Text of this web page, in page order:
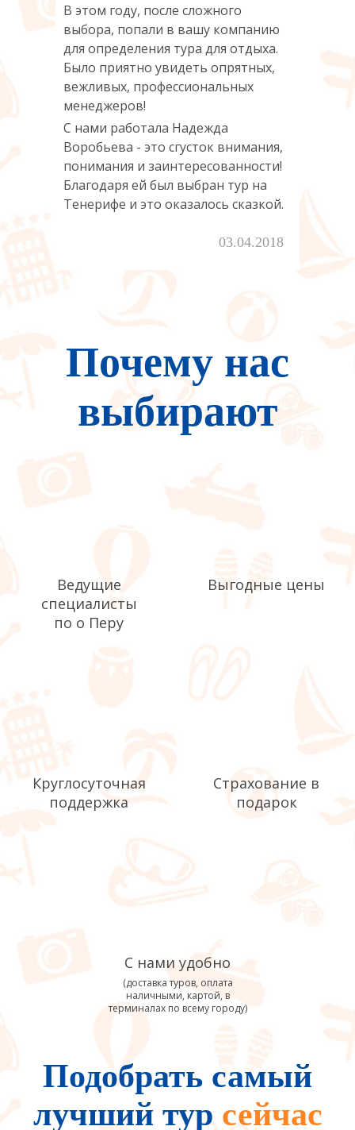
В этом году, после сложного
выбора, попали в вашу компанию
для определения тура для отдыха.
Было приятно увидеть опрятных,
вежливых, профессиональных
менеджеров!
С нами работала Надежда
Воробьева - это сгусток внимания,
понимания и заинтересованности!
Благодаря ей был выбран тур на
Тенерифе и это оказалось сказкой.
03.04.2018
Почему нас
выбирают
Ведущие
специалисты
по о Перу
Выгодные цены
Круглосуточная
поддержка
Страхование в
подарок
С нами удобно
(доставка туров, оплата
наличными, картой, в
терминалах по всему городу)
Подобрать самый
лучший тур сейчас